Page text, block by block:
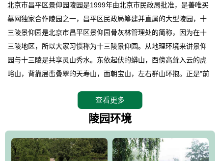
北京市昌平区景仰园陵园是1999年由北京市民政局批准，是善唯买
墓网独家合作陵园之一，昌平区民政局筹建并直属的大型陵园，十
三陵景仰园是北京市昌平区景仰园骨灰林管理处的简称，因为在十
三陵地区，所以大家习惯称为十三陵景仰园。从地理环境来讲景仰
园与十三陵是共享灵山秀水。东依起伏的蟒山，西傍高耸入云的虎
峪山，背靠层峦叠翠的天寿山，面朝宝山，左右群山环抱。正是"前
座陵园地处天寿山的环抱之中，四周群山若封似闭，层峦叠翠，秋
天枫叶艳红欲滴，冬天银装素裹分外妖娆！南面隔山而望的正是著
赞叹："景仰园真乃浑然天成的人生后花园！"陵区内草木茂盛，灵气
盎然，既有山川大聚的龙脉气魄，又有藏风得水的宝密形局。十三
查看更多
陵园环境